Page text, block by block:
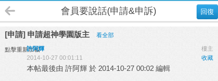
回復
會員要說話(申請&申訴)
[申請] 申請超神學園版主 看全部
點擊重新加載 樓主
許阿輝
收藏
2014-10-27 00:01:11
本帖最後由 許阿輝 於 2014-10-27 00:02 編輯